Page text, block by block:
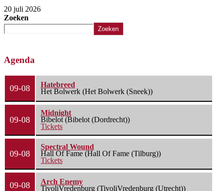
20 juli 2026
Zoeken
Zoeken
Agenda
09-08
Hatebreed
Het Bolwerk (Het Bolwerk (Sneek))
09-08
Midnight
Bibelot (Bibelot (Dordrecht))
Tickets
09-08
Spectral Wound
Hall Of Fame (Hall Of Fame (Tilburg))
Tickets
09-08
Arch Enemy
TivoliVredenburg (TivoliVredenburg (Utrecht))